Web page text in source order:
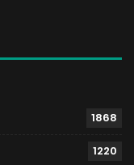
1868
1220